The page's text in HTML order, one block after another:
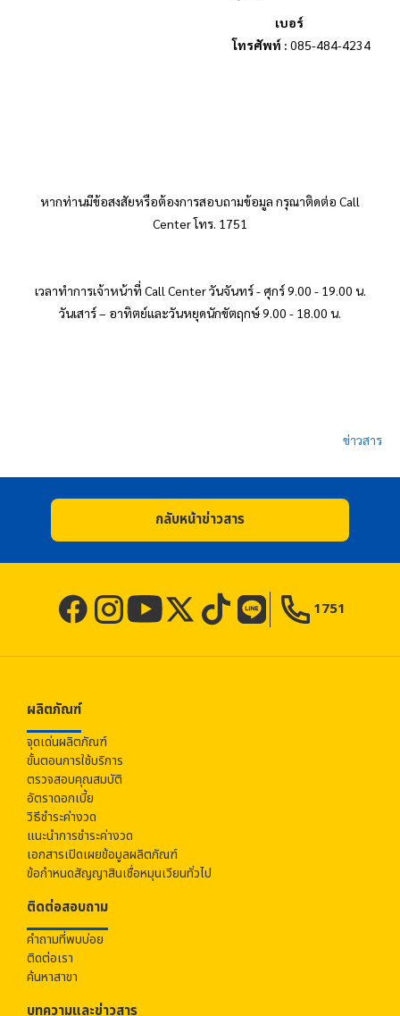
เบอร์
โทรศัพท์ : 085-484-4234
หากท่านมีข้อสงสัยหรือต้องการสอบถามข้อมูล กรุณาติดต่อ Call
Center โทร. 1751
เวลาทำการเจ้าหน้าที่ Call Center วันจันทร์ - ศุกร์ 9.00 - 19.00 น.
วันเสาร์ – อาทิตย์และวันหยุดนักขัตฤกษ์ 9.00 - 18.00 น.
ข่าวสาร
กลับหน้าข่าวสาร
1751
ผลิตภัณฑ์
จุดเด่นผลิตภัณฑ์
ขั้นตอนการใช้บริการ
ตรวจสอบคุณสมบัติ
อัตราดอกเบี้ย
วิธีชำระค่างวด
แนะนำการชำระค่างวด
เอกสารเปิดเผยข้อมูลผลิตภัณฑ์
ข้อกำหนดสัญญาสินเชื่อหมุนเวียนทั่วไป
ติดต่อสอบถาม
คำถามที่พบบ่อย
ติดต่อเรา
ค้นหาสาขา
บทความและข่าวสาร